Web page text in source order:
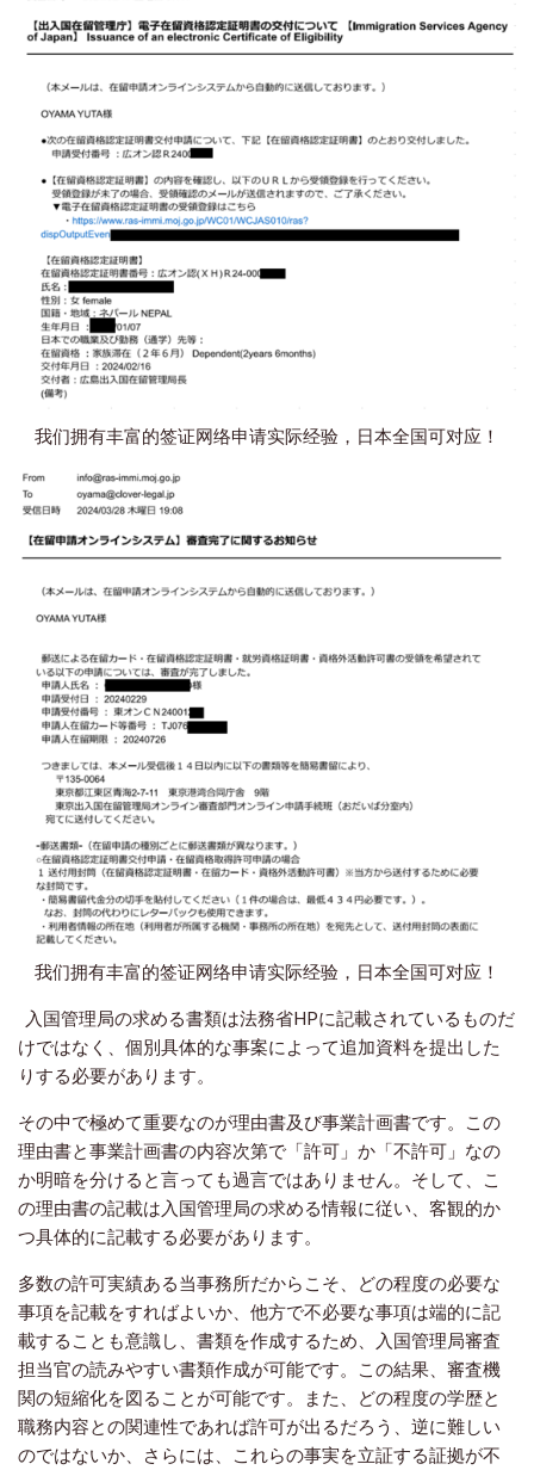
我们拥有丰富的签证网络申请实际经验，日本全国可对应！
我们拥有丰富的签证网络申请实际经验，日本全国可对应！
入国管理局の求める書類は法務省HPに記載されているものだ
けではなく、個別具体的な事案によって追加資料を提出した
りする必要があります。
その中で極めて重要なのが理由書及び事業計画書です。この
理由書と事業計画書の内容次第で「許可」か「不許可」なの
か明暗を分けると言っても過言ではありません。そして、こ
の理由書の記載は入国管理局の求める情報に従い、客観的か
つ具体的に記載する必要があります。
多数の許可実績ある当事務所だからこそ、どの程度の必要な
事項を記載をすればよいか、他方で不必要な事項は端的に記
載することも意識し、書類を作成するため、入国管理局審査
担当官の読みやすい書類作成が可能です。この結果、審査機
関の短縮化を図ることが可能です。また、どの程度の学歴と
職務内容との関連性であれば許可が出るだろう、逆に難しい
のではないか、さらには、これらの事実を立証する証拠が不